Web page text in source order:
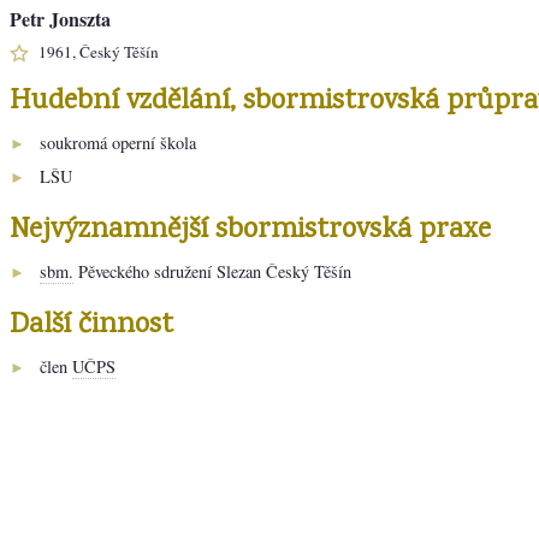
Petr Jonszta
1961, Český Těšín
Hudební vzdělání, sbormistrovská
► soukromá operní škola
► LŠU
Nejvýznamnější sbormistrovská praxe
► sbm. Pěveckého sdružení Slezan Český Těšín
Další činnost
► člen UČPS